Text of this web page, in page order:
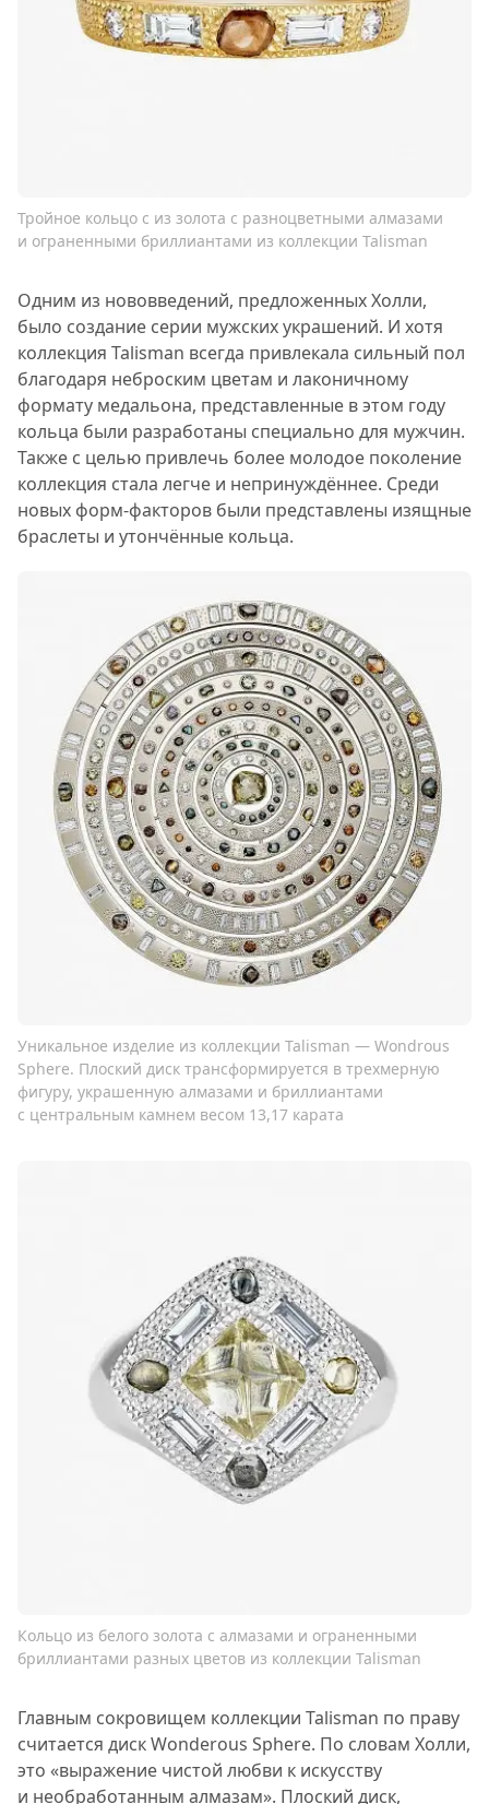
Тройное кольцо с из золота с разноцветными алмазами
и ограненными бриллиантами из коллекции Talisman
Одним из нововведений, предложенных Холли,
было создание серии мужских украшений. И хотя
коллекция Talisman всегда привлекала сильный пол
благодаря неброским цветам и лаконичному
формату медальона, представленные в этом году
кольца были разработаны специально для мужчин.
Также с целью привлечь более молодое поколение
коллекция стала легче и непринуждённее. Среди
новых форм-факторов были представлены изящные
браслеты и утончённые кольца.
Уникальное изделие из коллекции Talisman — Wondrous
Sphere. Плоский диск трансформируется в трехмерную
фигуру, украшенную алмазами и бриллиантами
с центральным камнем весом 13,17 карата
Кольцо из белого золота с алмазами и ограненными
бриллиантами разных цветов из коллекции Talisman
Главным сокровищем коллекции Talisman по праву
считается диск Wonderous Sphere. По словам Холли,
это «выражение чистой любви к искусству
и необработанным алмазам». Плоский диск,